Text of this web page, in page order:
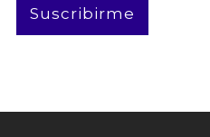
Suscribirme